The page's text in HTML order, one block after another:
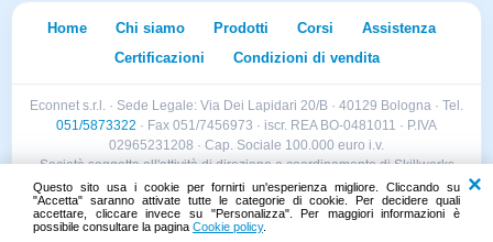
Questo sito usa i cookie per fornirti un'esperienza migliore. Cliccando su
"Accetta" saranno attivate tutte le categorie di cookie. Per decidere quali
accettare, cliccare invece su "Personalizza". Per maggiori informazioni è
possibile consultare la pagina Cookie policy.
Home Chi siamo Prodotti Corsi
Assistenza
Certificazioni
Condizioni di vendita
Econnet s.r.l. · Sede Legale: Via Dei Lapidari 20/B · 40129 Bologna · Tel.
051/5873322 · Fax 051/7456973 · iscr. REA BO-0481011 · P.IVA
02965231208 · Cap. Sociale 100.000 euro i.v.
Società soggetta all'attività di direzione e coordinamento di Skillworks
Holding s.r.l. · Sede Legale: Via Vittorio Emanuele II 28 · Roncadelle (BS)
- C.F. 04151440981